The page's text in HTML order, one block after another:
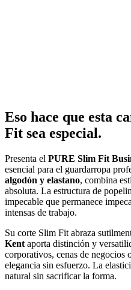
Eso hace que esta
Fit sea especial.
Presenta el PURE Slim Fit
esencial para el guardarropa
algodón y elastano, combina
absoluta. La estructura de
impecable que permanece
intensas de trabajo.
Su corte Slim Fit abraza
Kent aporta distinción y
corporativos, cenas de negocios
elegancia sin esfuerzo. La
natural sin sacrificar la forma.